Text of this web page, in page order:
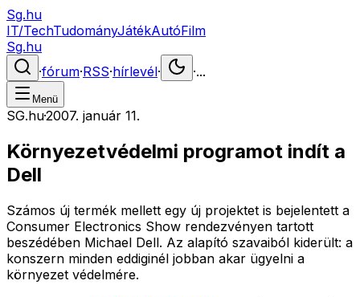
Sg.hu
IT/TechTudományJátékAutóFilm
Sg.hu
·fórum·RSS·hírlevél· ·...
Menü
SG.hu·2007. január 11.
Környezetvédelmi programot indít a
Dell
Számos új termék mellett egy új projektet is bejelentett a
Consumer Electronics Show rendezvényen tartott
beszédében Michael Dell. Az alapító szavaiból kiderült: a
konszern minden eddiginél jobban akar ügyelni a
környezet védelmére.